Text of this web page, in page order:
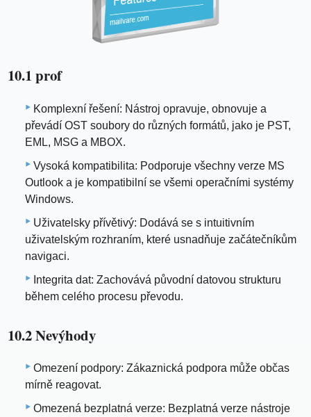
10.1 prof
Komplexní řešení: Nástroj opravuje, obnovuje a
převádí OST soubory do různých formátů, jako je PST,
EML, MSG a MBOX.
Vysoká kompatibilita: Podporuje všechny verze MS
Outlook a je kompatibilní se všemi operačními systémy
Windows.
Uživatelsky přívětivý: Dodává se s intuitivním
uživatelským rozhraním, které usnadňuje začátečníkům
navigaci.
Integrita dat: Zachovává původní datovou strukturu
během celého procesu převodu.
10.2 Nevýhody
Omezení podpory: Zákaznická podpora může občas
mírně reagovat.
Omezená bezplatná verze: Bezplatná verze nástroje